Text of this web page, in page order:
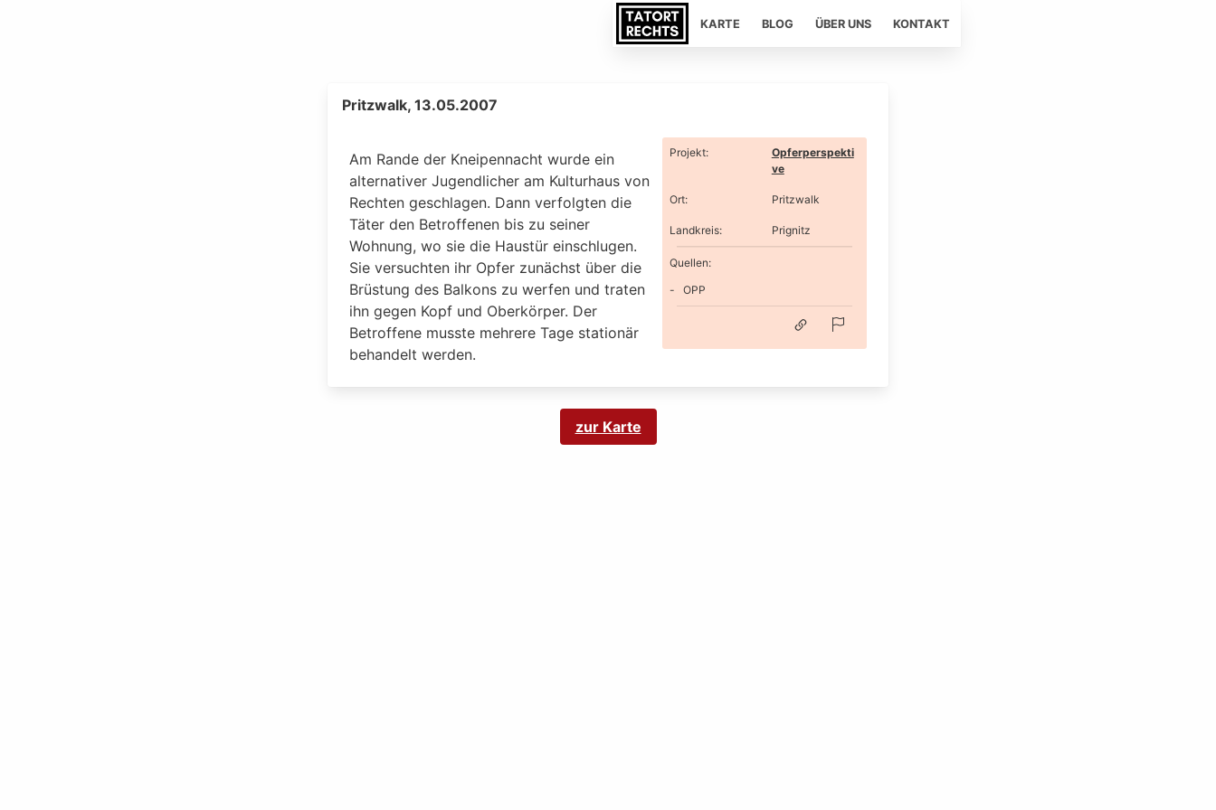
KARTE BLOG ÜBER UNS KONTAKT
Pritzwalk, 13.05.2007
Am Rande der Kneipennacht wurde ein
alternativer Jugendlicher am Kulturhaus von
Rechten geschlagen. Dann verfolgten die
Täter den Betroffenen bis zu seiner
Wohnung, wo sie die Haustür einschlugen.
Sie versuchten ihr Opfer zunächst über die
Brüstung des Balkons zu werfen und traten
ihn gegen Kopf und Oberkörper. Der
Betroffene musste mehrere Tage stationär
behandelt werden.
Projekt:
Opferperspekti
ve
Ort: Pritzwalk
Landkreis: Prignitz
Quellen:
OPP
zur Karte